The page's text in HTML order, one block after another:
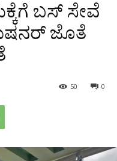
ಬಸ್ ಸೇವೆ
ಜೊತೆ
0
50